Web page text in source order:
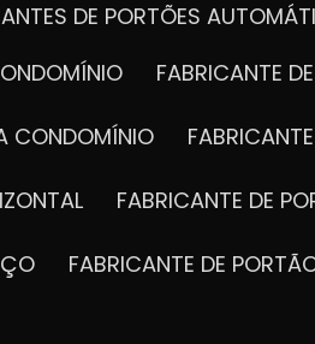
DE PORTÕES
FABRICANTE
CONDOMÍNIO
FABRICANTE DE
FABRICANTE DE